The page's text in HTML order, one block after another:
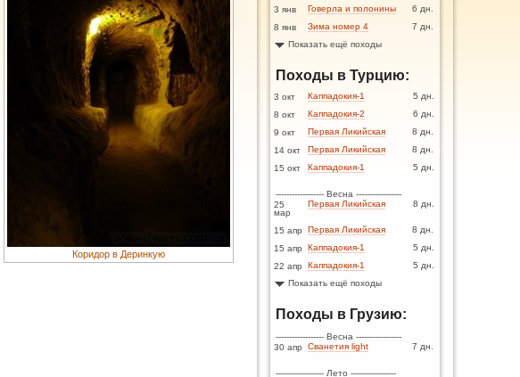
Коридор в Деринкую
3 янв
Говерла и полонины
6 дн.
8 янв
Зима номер 4
7 дн.
Показать ещё походы
Походы в Турцию:
3 окт Каппадокия-1
5 дн.
8 окт
Каппадокия-2
6 дн.
9 окт
Первая Ликийская
8 дн.
14 окт
Первая Ликийская
8 дн.
15 окт
Каппадокия-1 5 дн.
------------------ Весна -----------------
25
мар
Первая Ликийская 8 дн.
15 апр Первая Ликийская
8 дн.
15 апр
Каппадокия-1
5 дн.
22 апр
Каппадокия-1
5 дн.
Показать ещё походы
Походы в Грузию:
------------------ Весна -----------------
30 апр
Сванетия light 7 дн.
------------------ Лето -----------------